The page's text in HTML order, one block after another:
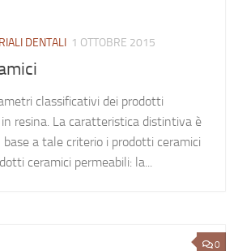
DENTALI 1 OTTOBRE 2015
classificativi dei prodotti
resina. La caratteristica distintiva è
base a tale criterio i prodotti ceramici
ceramici permeabili: la...
0